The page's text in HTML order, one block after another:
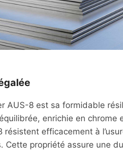
AUS-8 est sa formidable
enrichie en
efficacement à
propriété assure une